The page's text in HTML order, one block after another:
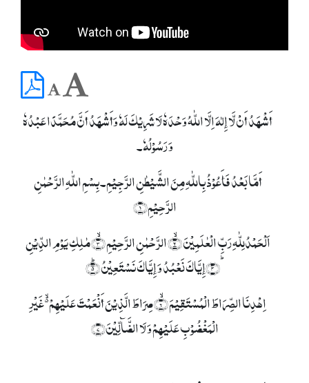
أَشْھَدُ أَنْ لَّا إِلٰہَ اِلَّا اللّٰہُ وَحْدَہٗ لَا شَرِیْکَ لَہٗ وَأَشْھَدُ أَنَّ مُحَمَّدًا عَبْدُہٗ
وَ رَسُوْلُہٗ۔
أَمَّا بَعْدُ فَأَعُوْذُ بِاللّٰہِ مِنَ الشَّیْطٰنِ الرَّجِیْمِ۔ بِسۡمِ اللّٰہِ الرَّحۡمٰنِ
الرَّحِیۡمِ﴿۱﴾
اَلۡحَمۡدُلِلّٰہِ رَبِّ الۡعٰلَمِیۡنَ ۙ﴿۲﴾ الرَّحۡمٰنِ الرَّحِیۡمِ ۙ﴿۳﴾ مٰلِکِ یَوۡمِ الدِّیۡنِ
ؕ﴿۴﴾إِیَّاکَ نَعۡبُدُ وَ إِیَّاکَ نَسۡتَعِیۡنُ ؕ﴿۵﴾
اِہۡدِنَا الصِّرَاطَ الۡمُسۡتَقِیۡمَ ۙ﴿۶﴾ صِرَاطَ الَّذِیۡنَ أَنۡعَمۡتَ عَلَیۡہِمۡ ۬ۙ غَیۡرِ
الۡمَغۡضُوۡبِ عَلَیۡہِمۡ وَ لَا الضَّآلِّیۡنَ﴿۷﴾